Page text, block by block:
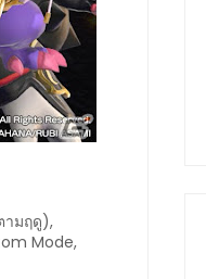
ามฤดู),
Mode,